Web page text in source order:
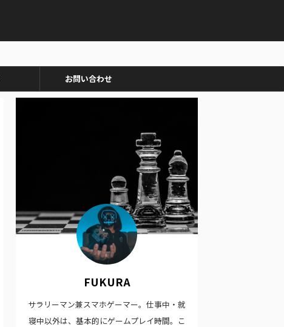
お問い合わせ
FUKURA
サラリーマン兼スマホゲーマー。仕事中・就
寝中以外は、基本的にゲームプレイ時間。こ